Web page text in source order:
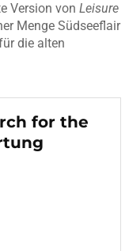
Version von Leisure
Menge Südseeflair
die alten
for the